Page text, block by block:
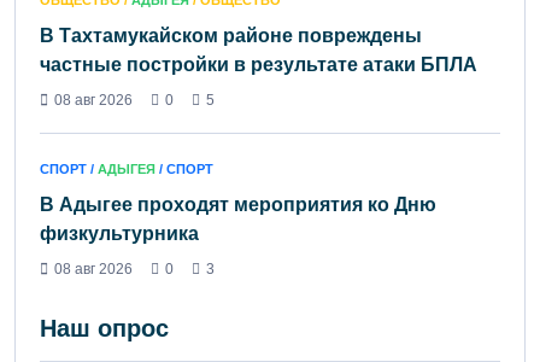
В Тахтамукайском районе повреждены
частные постройки в результате атаки БПЛА
08 авг 2026 0 5
СПОРТ / АДЫГЕЯ / СПОРТ
В Адыгее проходят мероприятия ко Дню
физкультурника
08 авг 2026 0 3
Наш опрос